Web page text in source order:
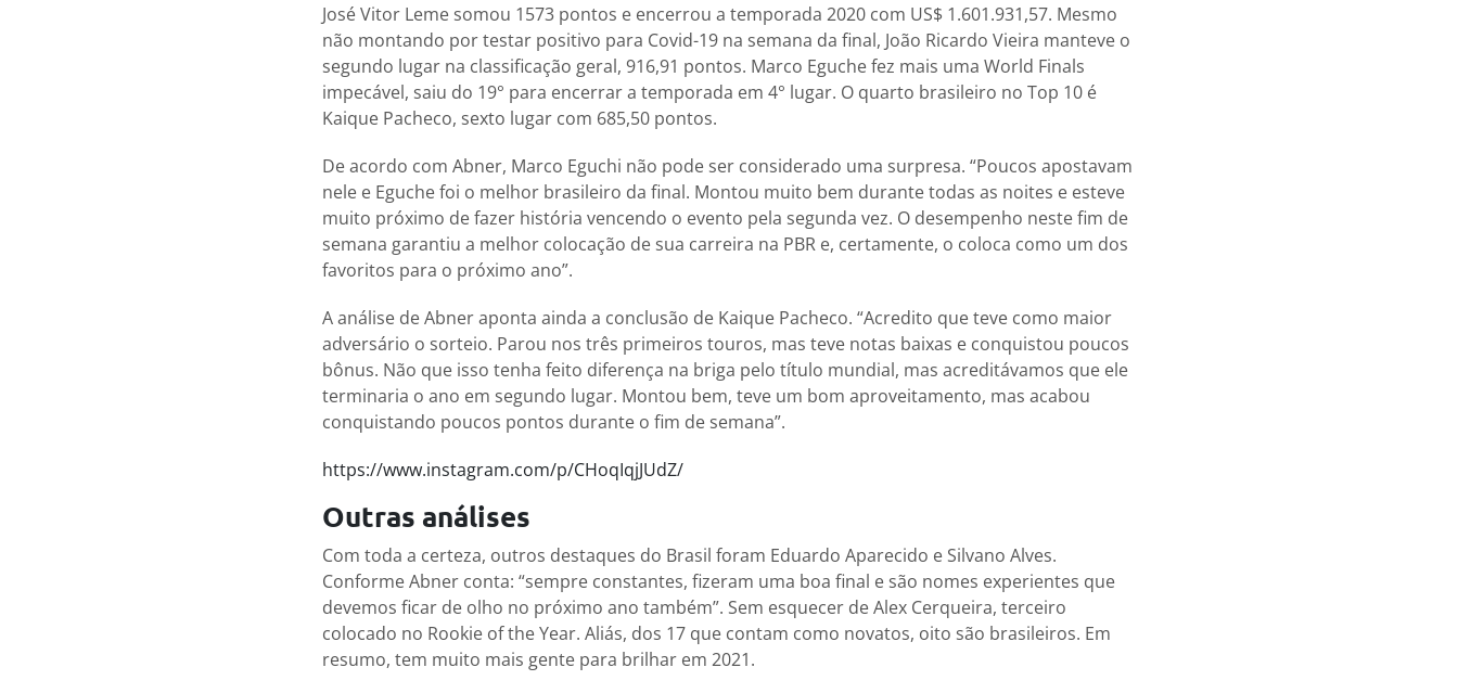
José Vitor Leme somou 1573 pontos e encerrou a temporada 2020 com US$ 1.601.931,57. Mesmo
não montando por testar positivo para Covid-19 na semana da final, João Ricardo Vieira manteve o
segundo lugar na classificação geral, 916,91 pontos. Marco Eguche fez mais uma World Finals
impecável, saiu do 19° para encerrar a temporada em 4° lugar. O quarto brasileiro no Top 10 é
Kaique Pacheco, sexto lugar com 685,50 pontos.
De acordo com Abner, Marco Eguchi não pode ser considerado uma surpresa. “Poucos apostavam
nele e Eguche foi o melhor brasileiro da final. Montou muito bem durante todas as noites e esteve
muito próximo de fazer história vencendo o evento pela segunda vez. O desempenho neste fim de
semana garantiu a melhor colocação de sua carreira na PBR e, certamente, o coloca como um dos
favoritos para o próximo ano”.
A análise de Abner aponta ainda a conclusão de Kaique Pacheco. “Acredito que teve como maior
adversário o sorteio. Parou nos três primeiros touros, mas teve notas baixas e conquistou poucos
bônus. Não que isso tenha feito diferença na briga pelo título mundial, mas acreditávamos que ele
terminaria o ano em segundo lugar. Montou bem, teve um bom aproveitamento, mas acabou
conquistando poucos pontos durante o fim de semana”.
https://www.instagram.com/p/CHoqIqjJUdZ/
Outras análises
Com toda a certeza, outros destaques do Brasil foram Eduardo Aparecido e Silvano Alves.
Conforme Abner conta: “sempre constantes, fizeram uma boa final e são nomes experientes que
devemos ficar de olho no próximo ano também”. Sem esquecer de Alex Cerqueira, terceiro
colocado no Rookie of the Year. Aliás, dos 17 que contam como novatos, oito são brasileiros. Em
resumo, tem muito mais gente para brilhar em 2021.